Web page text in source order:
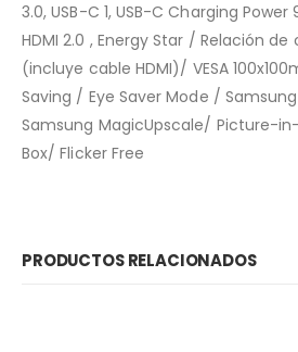
3.0, USB-C 1, USB-C Charging
HDMI 2.0 , Energy Star / Relación
(incluye cable HDMI)/ VESA
Saving / Eye Saver Mode /
Samsung MagicUpscale/ Picture-
Box/ Flicker Free
PRODUCTOS RELACIONADOS